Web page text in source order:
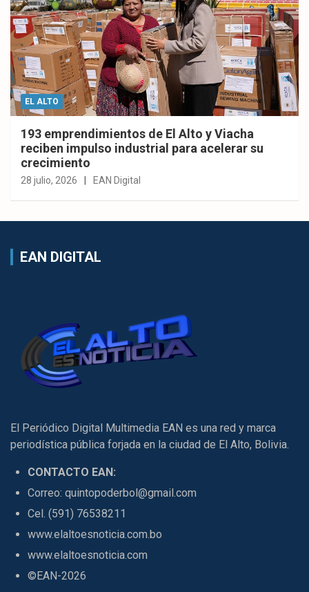
EL ALTO
193 emprendimientos de El Alto y Viacha
reciben impulso industrial para acelerar su
crecimiento
28 julio, 2026 EAN Digital
EAN DIGITAL
El Periódico Digital Multimedia EAN es una red y marca
periodística pública forjada en la ciudad de El Alto, Bolivia.
CONTACTO EAN:
Correo: quintopoderbol@gmail.com
Cel. (591) 76538211
www.elaltoesnoticia.com.bo
www.elaltoesnoticia.com
©EAN-2026